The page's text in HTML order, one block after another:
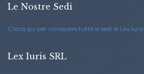
Le Nostre Sedi
Cliccq qui per conoscere tutte le sedi di Lex Iuris
Lex Iuris SRL